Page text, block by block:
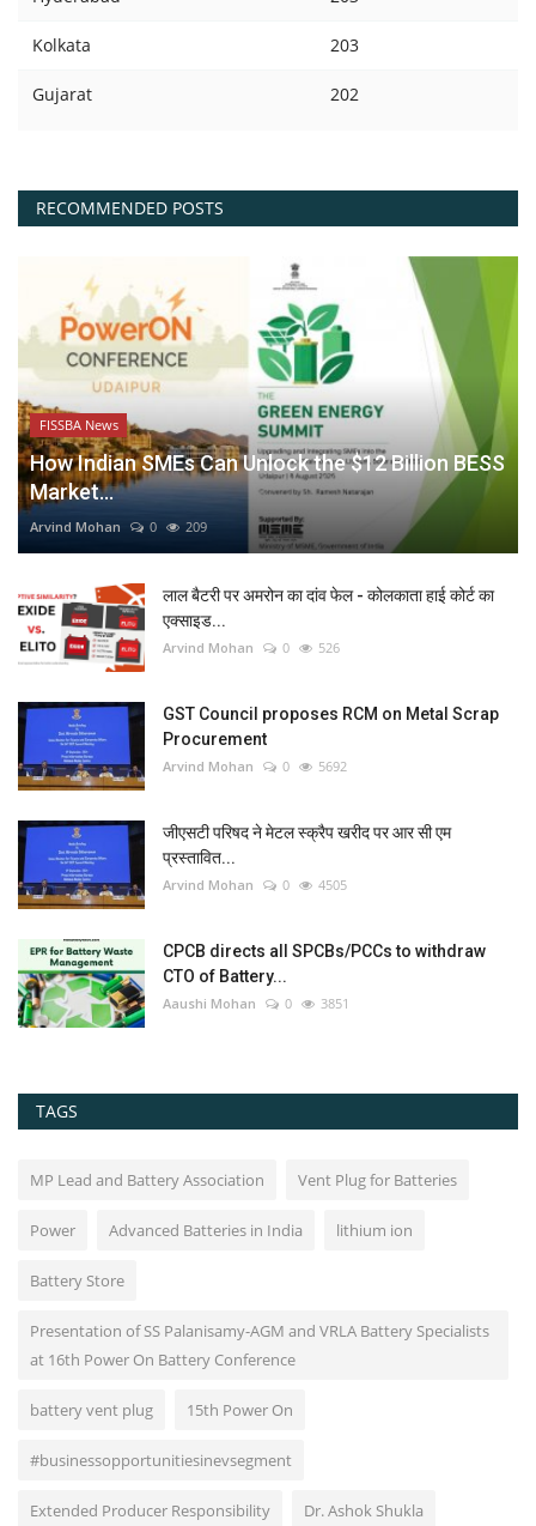
Kolkata 203
Gujarat 202
RECOMMENDED POSTS
FISSBA News
How Indian SMEs Can Unlock the $12 Billion BESS
Market...
Arvind Mohan 0 209
लाल बैटरी पर अमरोन का दांव फेल - कोलकाता हाई कोर्ट का
एक्साइड...
Arvind Mohan 0 526
GST Council proposes RCM on Metal Scrap
Procurement
Arvind Mohan 0 5692
जीएसटी परिषद ने मेटल स्क्रैप खरीद पर आर सी एम
प्रस्तावित...
Arvind Mohan 0 4505
CPCB directs all SPCBs/PCCs to withdraw
CTO of Battery...
Aaushi Mohan 0 3851
TAGS
MP Lead and Battery Association Vent Plug for Batteries
Power Advanced Batteries in India lithium ion
Battery Store
Presentation of SS Palanisamy-AGM and VRLA Battery Specialists
at 16th Power On Battery Conference
battery vent plug 15th Power On
#businessopportunitiesinevsegment
Extended Producer Responsibility Dr. Ashok Shukla